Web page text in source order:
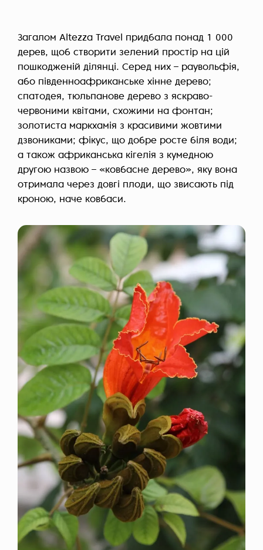
Загалом Altezza Travel придбала понад 1 000
дерев, щоб створити зелений простір на цій
пошкодженій ділянці. Серед них – раувольфія,
або південноафриканське хінне дерево;
спатодея, тюльпанове дерево з яскраво-
червоними квітами, схожими на фонтан;
золотиста маркхамія з красивими жовтими
дзвониками; фікус, що добре росте біля води;
а також африканська кігелія з кумедною
другою назвою – «ковбасне дерево», яку вона
отримала через довгі плоди, що звисають під
кроною, наче ковбаси.